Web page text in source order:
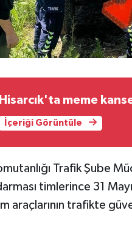
Hisarcık'ta meme
İçeriği Görüntüle
Trafik Şube
timlerince 31
araçlarının trafikte